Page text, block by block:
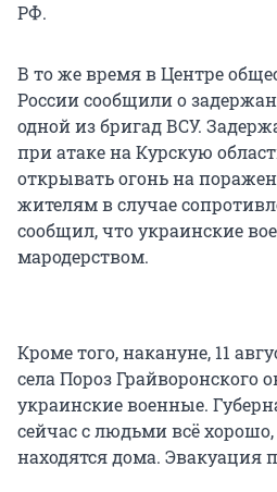
РФ.
В то же время в Центре
России сообщили о
одной из бригад ВСУ.
при атаке на Курскую
открывать огонь на
жителям в случае
сообщил, что украинские
мародерством.
Кроме того, накануне, 11
села Пороз Грайворонского
украинские военные.
сейчас с людьми всё
находятся дома. Эвакуация